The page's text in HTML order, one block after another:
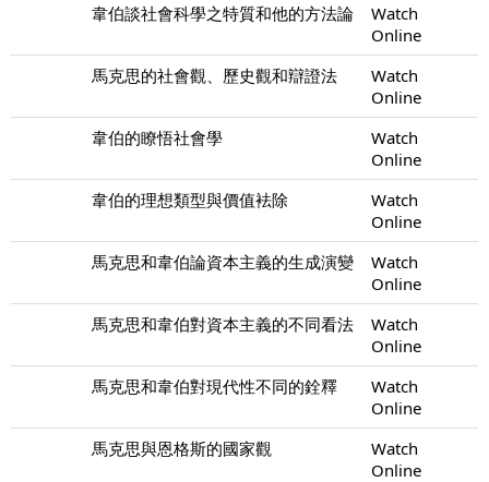
韋伯談社會科學之特質和他的方法論
Watch
Online
馬克思的社會觀、歷史觀和辯證法
Watch
Online
韋伯的瞭悟社會學
Watch
Online
韋伯的理想類型與價值袪除
Watch
Online
馬克思和韋伯論資本主義的生成演變
Watch
Online
馬克思和韋伯對資本主義的不同看法
Watch
Online
馬克思和韋伯對現代性不同的銓釋
Watch
Online
馬克思與恩格斯的國家觀
Watch
Online